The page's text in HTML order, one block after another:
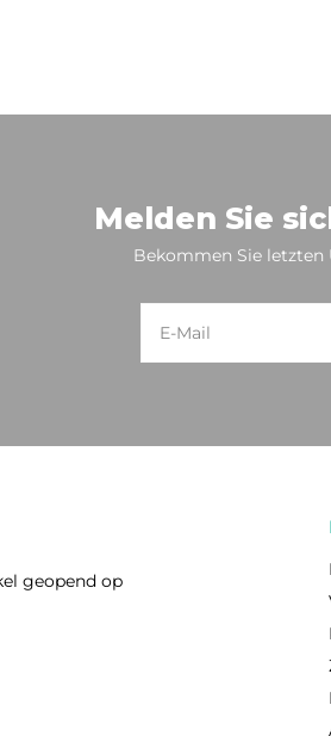
Melden Sie
Bekommen Sie letzten
geopend op